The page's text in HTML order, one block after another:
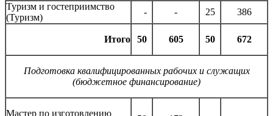
Туризм и гостеприимство
(Туризм)
- - 25 386
Итого 50 605 50 672
Подготовка квалифицированных рабочих и служащих
(бюджетное финансирование)
Мастер по изготовлению